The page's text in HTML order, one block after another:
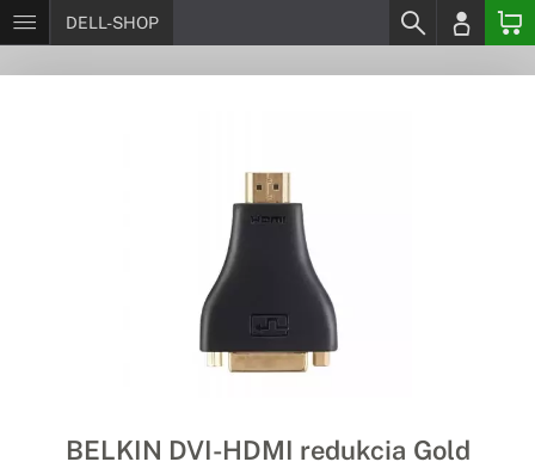
DELL-SHOP
BELKIN DVI-HDMI redukcia Gold